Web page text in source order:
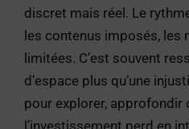
discret mais réel. Le
les contenus imposés,
limitées. C’est souvent
d’espace plus qu’une
pour explorer, approfondir